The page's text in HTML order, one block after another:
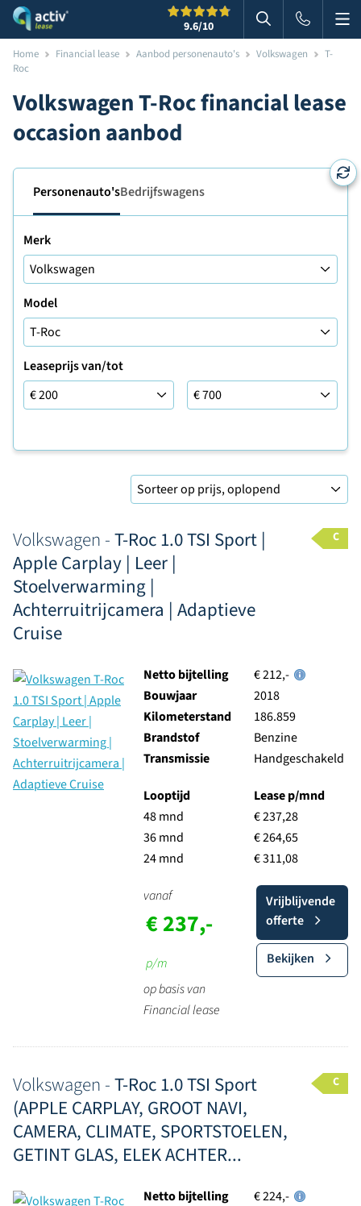
9.6/10 Zoeken in
Home Financial lease Aanbod personenauto's Volkswagen
T-
Roc
Volkswagen T-Roc financial lease
occasion aanbod
Personenauto'sBedrijfswagens
Merk
Model
Leaseprijs van/tot
Leaseprijs tot
Volkswagen -T-Roc 1.0 TSI Sport |
Apple Carplay | Leer |
Stoelverwarming |
Achterruitrijcamera | Adaptieve
Cruise
C
Netto bijtelling
€ 212,-
Bouwjaar
2018
Kilometerstand
186.859
Brandstof
Benzine
Transmissie
Handgeschakeld
Looptijd
48 mnd
36 mnd
24 mnd
Lease p/mnd
€ 237,28
€ 264,65
€ 311,08
vanaf
€ 237,-
p/m
op basis van
Financial lease
Vrijblijvende
offerte
Bekijken
Volkswagen -T-Roc 1.0 TSI Sport
(APPLE CARPLAY, GROOT NAVI,
CAMERA, CLIMATE, SPORTSTOELEN,
GETINT GLAS, ELEK ACHTER...
C
Netto bijtelling
€ 224,-